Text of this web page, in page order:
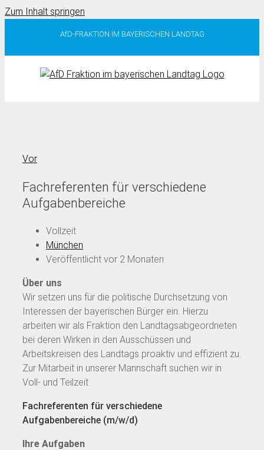
Zum Inhalt springen
AfD-FRAKTION IM BAYERISCHEN LANDTAG
Vor
Fachreferenten für verschiedene
Aufgabenbereiche
Vollzeit
München
Veröffentlicht vor 2 Monaten
Über uns
Wir setzen uns für die politische Durchsetzung von
Interessen der bayerischen Bürger ein. Hierzu
arbeiten wir als Fraktion den Landtagsabgeordneten
bei deren Wirken in den Ausschüssen und
Arbeitskreisen des Landtags proaktiv und effizient zu.
Zur Mitarbeit in unserer Mannschaft suchen wir in
Voll- und Teilzeit
Fachreferenten für verschiedene
Aufgabenbereiche (m/w/d)
Ihre Aufgaben